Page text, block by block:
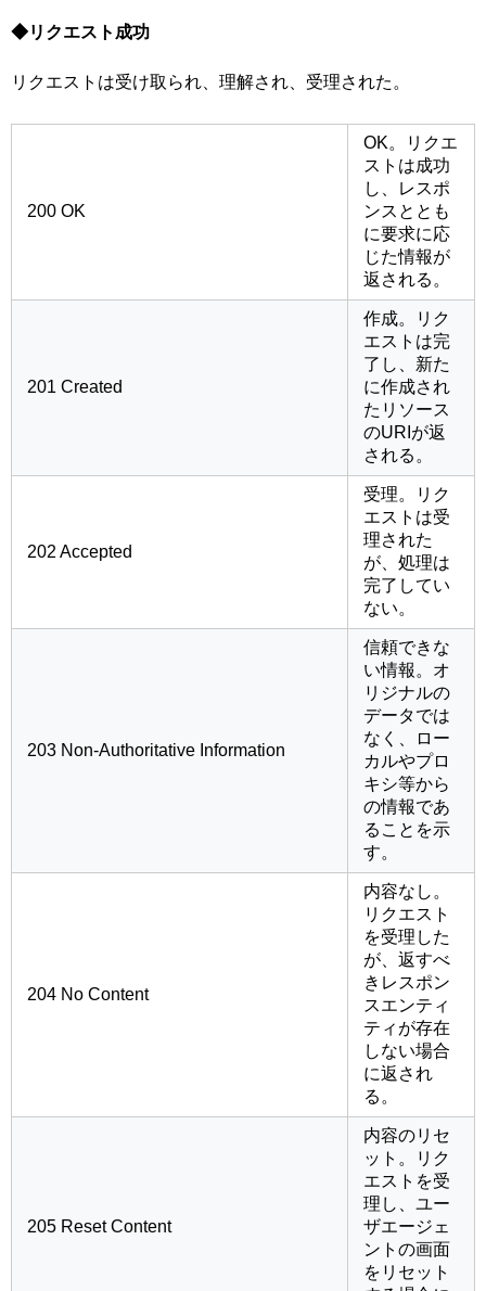
◆リクエスト成功
リクエストは受け取られ、理解され、受理された。
200 OK
OK。リクエ
ストは成功
し、レスポ
ンスととも
に要求に応
じた情報が
返される。
201 Created
作成。リク
エストは完
了し、新た
に作成され
たリソース
のURIが返
される。
202 Accepted
受理。リク
エストは受
理された
が、処理は
完了してい
ない。
203 Non-Authoritative Information
信頼できな
い情報。オ
リジナルの
データでは
なく、ロー
カルやプロ
キシ等から
の情報であ
ることを示
す。
204 No Content
内容なし。
リクエスト
を受理した
が、返すべ
きレスポン
スエンティ
ティが存在
しない場合
に返され
る。
205 Reset Content
内容のリセ
ット。リク
エストを受
理し、ユー
ザエージェ
ントの画面
をリセット